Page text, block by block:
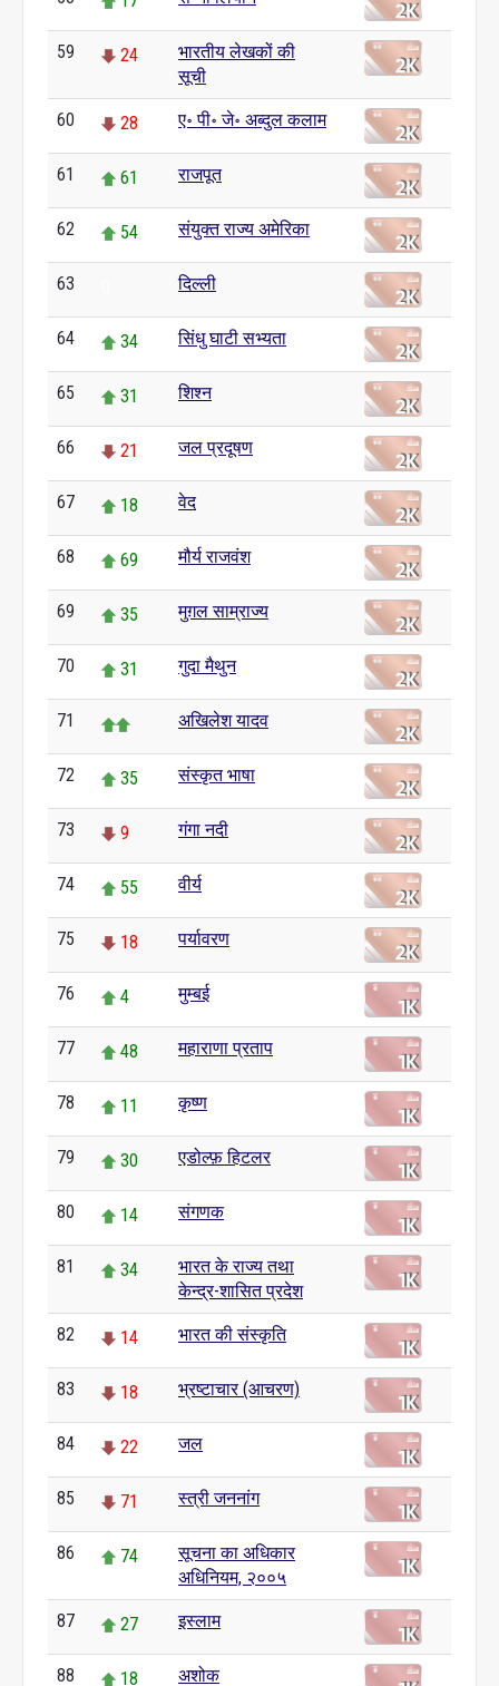
59 24
भारतीय लेखकों की
सूची
60 28 ए॰ पी॰ जे॰ अब्दुल कलाम
61 61 राजपूत
62 54 संयुक्त राज्य अमेरिका
63 दिल्ली
64 34 सिंधु घाटी सभ्यता
65 31 शिश्न
66 21 जल प्रदूषण
67 18 वेद
68 69 मौर्य राजवंश
69 35 मुग़ल साम्राज्य
70 31 गुदा मैथुन
71 अखिलेश यादव
72 35 संस्कृत भाषा
73 9 गंगा नदी
74 55 वीर्य
75 18 पर्यावरण
76 4 मुम्बई
77 48 महाराणा प्रताप
78 11 कृष्ण
79 30 एडोल्फ़ हिटलर
80 14 संगणक
81 34
भारत के राज्य तथा
केन्द्र-शासित प्रदेश
82 14 भारत की संस्कृति
83 18 भ्रष्टाचार (आचरण)
84 22 जल
85 71 स्त्री जननांग
86 74
सूचना का अधिकार
अधिनियम, २००५
87 27 इस्लाम
88 18 अशोक